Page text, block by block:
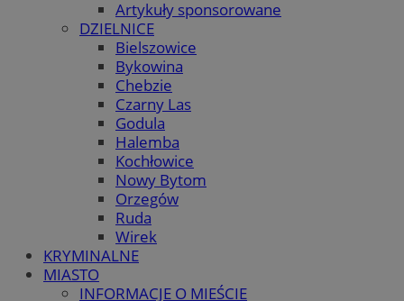
Artykuły sponsorowane
DZIELNICE
Bielszowice
Bykowina
Chebzie
Czarny Las
Godula
Halemba
Kochłowice
Nowy Bytom
Orzegów
Ruda
Wirek
KRYMINALNE
MIASTO
INFORMACJE O MIEŚCIE